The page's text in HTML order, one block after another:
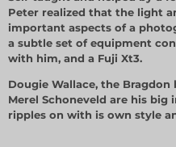
Peter realized that the light
important aspects of a
a subtle set of equipment
with him, and a Fuji Xt3.
Dougie Wallace, the
Merel Schoneveld are his big
ripples on with is own style